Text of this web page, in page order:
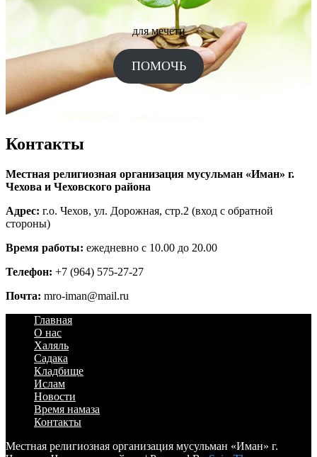
для мечети
ПОМОЧЬ
Контакты
Местная религиозная организация мусульман «Иман» г.
Чехова и Чеховского района
Адрес: г.о. Чехов, ул. Дорожная, стр.2 (вход с обратной
стороны)
Время работы: ежедневно с 10.00 до 20.00
Телефон: +7 (964) 575-27-27
Почта: mro-iman@mail.ru
Главная
О нас
Халяль
Садака
Кладбище
Ислам
Новости
Время намаза
Контакты
Местная религиозная организация мусульман «Иман» г.